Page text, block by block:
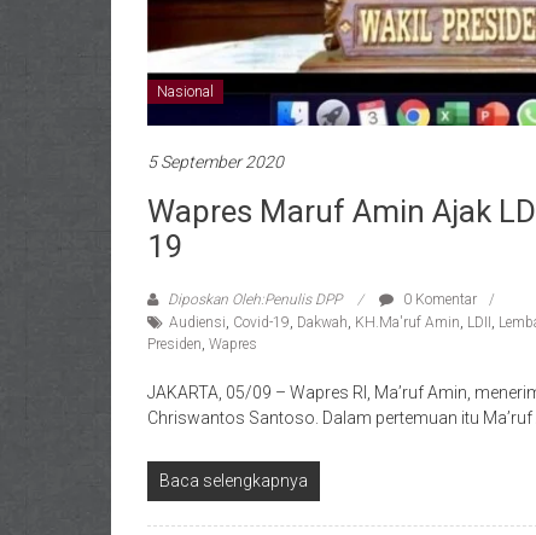
Nasional
5 September 2020
Wapres Maruf Amin Ajak
19
Diposkan Oleh:Penulis DPP
0 Komentar
Audiensi, Covid-19, Dakwah, KH.Ma'ruf Amin, LDII ,
Presiden, Wapres
JAKARTA, 05/09 – Wapres RI, Ma’ruf Amin,
Chriswantos Santoso. Dalam pertemuan itu
Baca selengkapnya